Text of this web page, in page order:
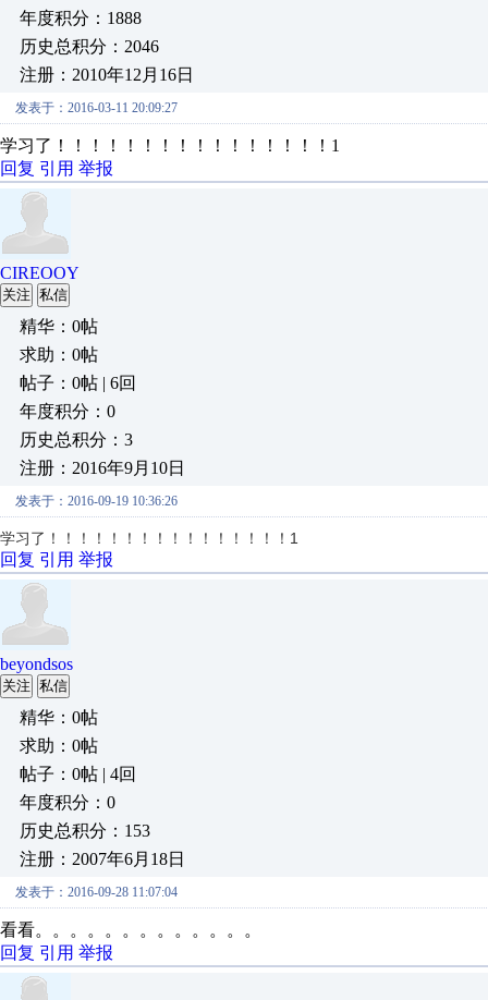
年度积分：1888
历史总积分：2046
注册：2010年12月16日
发表于：2016-03-11 20:09:27
学习了！！！！！！！！！！！！！！！！1
回复 引用 举报
CIREOOY
关注 私信
精华：0帖
求助：0帖
帖子：0帖 | 6回
年度积分：0
历史总积分：3
注册：2016年9月10日
发表于：2016-09-19 10:36:26
学习了！！！！！！！！！！！！！！！！1
回复 引用 举报
beyondsos
关注 私信
精华：0帖
求助：0帖
帖子：0帖 | 4回
年度积分：0
历史总积分：153
注册：2007年6月18日
发表于：2016-09-28 11:07:04
看看。。。。。。。。。。。。。
回复 引用 举报